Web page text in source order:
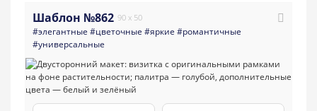
Шаблон №862 90 x 50
#элегантные #цветочные #яркие #романтичные
#универсальные